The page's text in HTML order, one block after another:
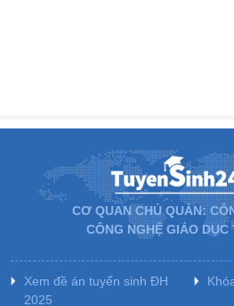
CƠ QUAN CHỦ QUẢN:
CÔNG NGHỆ GIÁO DỤC
Xem đề án tuyển sinh ĐH
2025